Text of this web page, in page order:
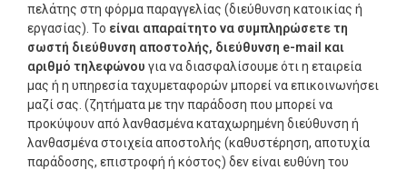
πελάτης στη φόρμα παραγγελίας (διεύθυνση κατοικίας ή
εργασίας). Το είναι απαραίτητο να συμπληρώσετε τη
σωστή διεύθυνση αποστολής, διεύθυνση e-mail και
αριθμό τηλεφώνου για να διασφαλίσουμε ότι η εταιρεία
μας ή η υπηρεσία ταχυμεταφορών μπορεί να επικοινωνήσει
μαζί σας. (ζητήματα με την παράδοση που μπορεί να
προκύψουν από λανθασμένα καταχωρημένη διεύθυνση ή
λανθασμένα στοιχεία αποστολής (καθυστέρηση, αποτυχία
παράδοσης, επιστροφή ή κόστος) δεν είναι ευθύνη του